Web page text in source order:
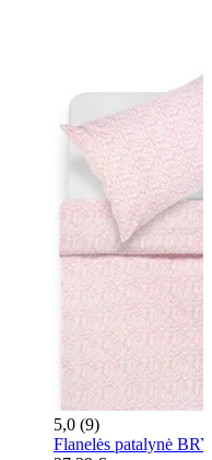
5,0 (9)
Flanelės patalynė